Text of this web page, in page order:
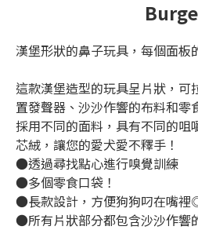
漢堡形狀的鼻子玩具，每個面板
這款漢堡造型的玩具呈片狀，可
置發聲器、沙沙作響的布料和零
採用不同的面料，具有不同的咀
芯絨，讓您的愛犬愛不釋手！
●透過尋找點心進行嗅覺訓練
●多個零食口袋！
●長款設計，方便狗狗叼在嘴
●所有片狀部分都包含沙沙作響